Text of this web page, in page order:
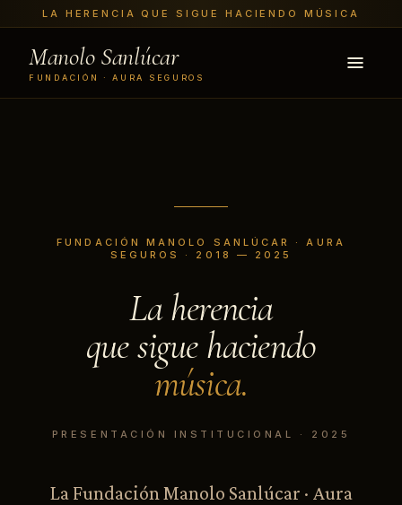
LA HERENCIA QUE SIGUE HACIENDO MÚSICA
Manolo Sanlúcar
FUNDACIÓN · AURA SEGUROS
FUNDACIÓN MANOLO SANLÚCAR · AURA
SEGUROS · 2018 — 2025
La herencia
que sigue haciendo
música.
PRESENTACIÓN INSTITUCIONAL · 2025
La Fundación Manolo Sanlúcar · Aura